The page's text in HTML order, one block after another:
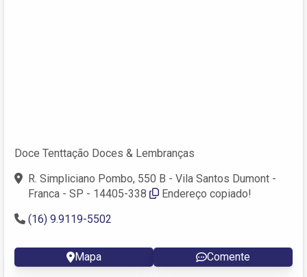
Doce Tenttação Doces & Lembranças
R. Simpliciano Pombo, 550 B - Vila Santos Dumont -
Franca - SP - 14405-338
Endereço copiado!
(16) 9.9119-5502
Mapa Comente